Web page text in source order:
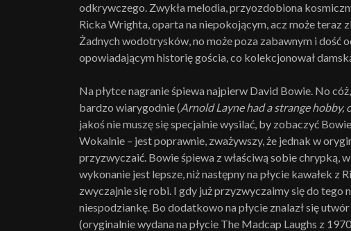
odkrywczego. Zwykła melodia, przyozdobiona
Ricka Wrighta, oparta na niepokojącym, acz może
Żadnych wodotrysków, no może poza zabawnym i dość
opowiadającym historię gościa, co kolekcjonował
Na płytce nagranie śpiewa najpierw David Bowie. No
bardzo wiarygodnie (Arnold Layne had a strange hobby,
jakoś nie muszę się specjalnie wysilać, by zobaczyć
Wokalnie – jest poprawnie, zważywszy, że jednak w
przyzwyczaić. Bowie śpiewa z właściwą sobie chrypką,
wykonanie jest lepsze, niż następny na płycie kawałek z
zwyczajnie się robi. I gdy już przyzwyczaimy się do tego
niespodziankę. Bo dodatkowo na płycie znalazł się utwór
(oryginalnie wydana na płycie The Madcap Laughs z